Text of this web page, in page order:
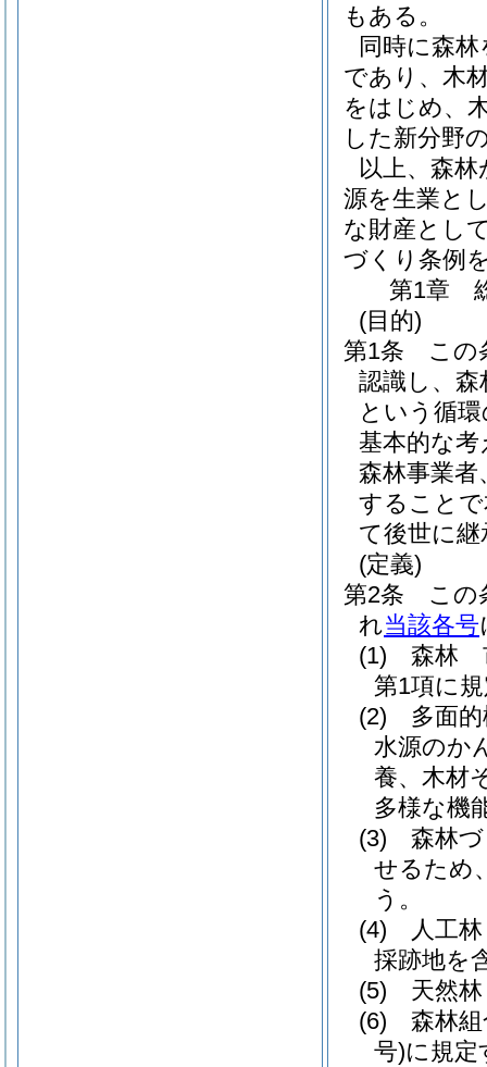
もある。
同時に森
であり、木
をはじめ、
した新分野
以上、森
源を生業と
な財産とし
づくり条例
第1章
(目的)
第1条
この
認識し、
という循
基本的な
森林事業者
すること
て後世に
(定義)
第2条
この
れ当該各号
(1)
森林
第1項に
(2)
多面
水源のか
養、木材
多様な機
(3)
森林
せるため
う。
(4)
人工
採跡地を
(5)
天然
(6)
森林
号)に規定